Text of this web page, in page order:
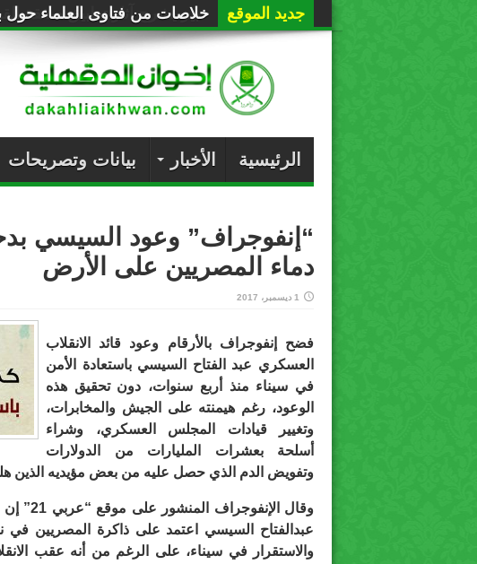
جديد الموقع خلاصات من فتاوى العلماء حول
الرئيسية الأخبار بيانات وتصريحات
“إنفوجراف” وعود السيسي
دماء المصريين على الأرض
1 ديسمبر، 2017
فضح إنفوجراف بالأرقام وعود قائد الانقلاب
العسكري عبد الفتاح السيسي باستعادة الأمن
في سيناء منذ أربع سنوات، دون تحقيق هذه
الوعود، رغم هيمنته على الجيش والمخابرات،
وتغيير قيادات المجلس العسكري، وشراء
أسلحة بعشرات المليارات من الدولارات
وتفويض الدم الذي حصل عليه من بعض مؤيديه الذين
وقال
عبدالفتاح السيسي اعتمد على ذاكرة المصريين في
والاستقرار في سيناء، على الرغم من أنه عقب